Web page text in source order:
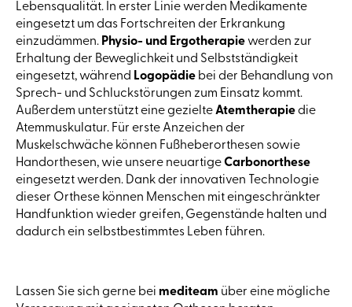
Lebensqualität. In erster Linie werden Medikamente
eingesetzt um das Fortschreiten der Erkrankung
einzudämmen. Physio- und Ergotherapiewerden zur
Erhaltung der Beweglichkeit und Selbstständigkeit
eingesetzt, während Logopädie bei der Behandlung von
Sprech- und Schluckstörungen zum Einsatz kommt.
Außerdem unterstützt eine gezielteAtemtherapiedie
Atemmuskulatur. Für erste Anzeichen der
Muskelschwäche können Fußheberorthesen sowie
Handorthesen, wie unsere neuartigeCarbonorthese
eingesetzt werden. Dank der innovativen Technologie
dieser Orthese können Menschen mit eingeschränkter
Handfunktion wieder greifen, Gegenstände halten und
dadurch ein selbstbestimmtes Leben führen.
Lassen Sie sich gerne bei mediteam über eine mögliche